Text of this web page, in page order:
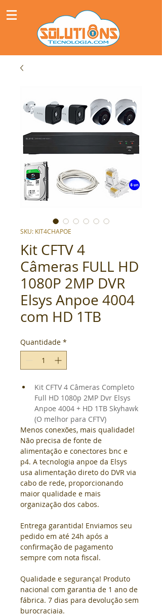
SKU: KIT4CHAPOE
Kit CFTV 4
Câmeras FULL HD
1080P 2MP DVR
Elsys Anpoe 4004
com HD 1TB
Quantidade *
Kit CFTV 4 Câmeras Completo
Full HD 1080p 2MP Dvr Elsys
Anpoe 4004 + HD 1TB Skyhawk
(O melhor para CFTV)
Menos conexões, mais qualidade!
Não precisa de fonte de
alimentação e conectores bnc e
p4. A tecnologia anpoe da Elsys
usa alimentação direto do DVR via
cabo de rede, proporcionando
maior qualidade e mais
organização dos cabos.
Entrega garantida! Enviamos seu
pedido em até 24h após a
confirmação de pagamento
sempre com nota fiscal.
Qualidade e segurança! Produto
nacional com garantia de 1 ano de
fábrica. 7 dias para devolução sem
burocraciaia.